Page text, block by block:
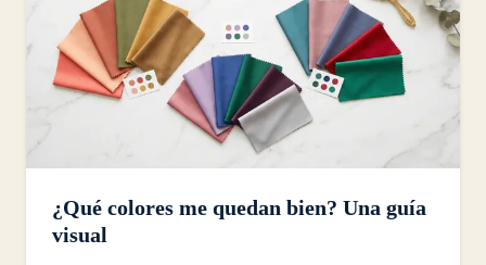
¿Qué colores me quedan bien? Una guía
visual